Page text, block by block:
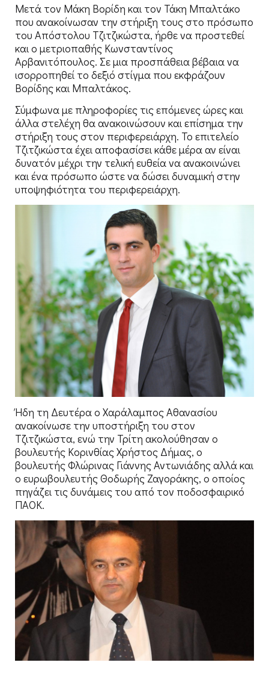
Μετά τον Μάκη Βορίδη και τον Τάκη Μπαλτάκο
που ανακοίνωσαν την στήριξη τους στο πρόσωπο
του Απόστολου Τζιτζικώστα, ήρθε να προστεθεί
και ο μετριοπαθής Κωνσταντίνος
Αρβανιτόπουλος. Σε μια προσπάθεια βέβαια να
ισορροπηθεί το δεξιό στίγμα που εκφράζουν
Βορίδης και Μπαλτάκος.
Σύμφωνα με πληροφορίες τις επόμενες ώρες και
άλλα στελέχη θα ανακοινώσουν και επίσημα την
στήριξη τους στον περιφερειάρχη. Το επιτελείο
Τζιτζικώστα έχει αποφασίσει κάθε μέρα αν είναι
δυνατόν μέχρι την τελική ευθεία να ανακοινώνει
και ένα πρόσωπο ώστε να δώσει δυναμική στην
υποψηφιότητα του περιφερειάρχη.
Ήδη τη Δευτέρα ο Χαράλαμπος Αθανασίου
ανακοίνωσε την υποστήριξη του στον
Τζιτζικώστα, ενώ την Τρίτη ακολούθησαν ο
βουλευτής Κορινθίας Χρήστος Δήμας, ο
βουλευτής Φλώρινας Γιάννης Αντωνιάδης αλλά και
ο ευρωβουλευτής Θοδωρής Ζαγοράκης, ο οποίος
πηγάζει τις δυνάμεις του από τον ποδοσφαιρικό
ΠΑΟΚ.